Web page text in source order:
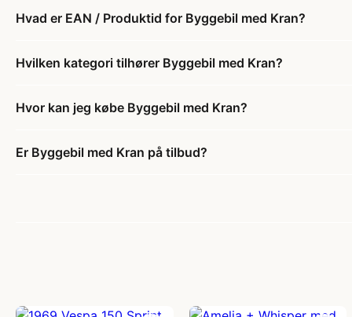
Hvad er EAN / Produktid for Byggebil med Kran?
Hvilken kategori tilhører Byggebil med Kran?
Hvor kan jeg købe Byggebil med Kran?
Er Byggebil med Kran på tilbud?